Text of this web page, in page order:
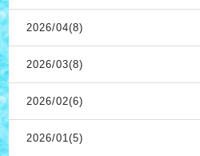
2026/04(8)
2026/03(8)
2026/02(6)
2026/01(5)